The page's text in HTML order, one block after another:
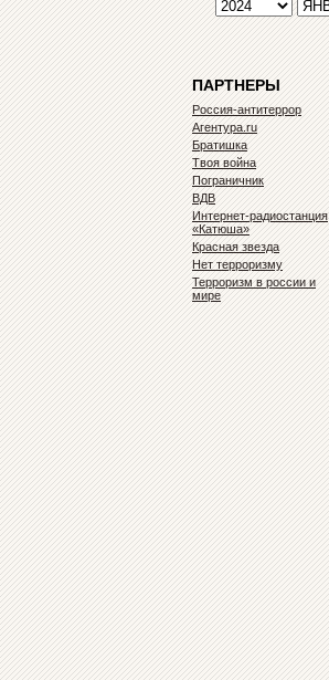
ПАРТНЕРЫ
Россия-антитеррор
Агентура.ru
Братишка
Твоя война
Пограничник
ВДВ
Интернет-радиостанция
«Катюша»
Красная звезда
Нет терроризму
Терроризм в россии и
мире